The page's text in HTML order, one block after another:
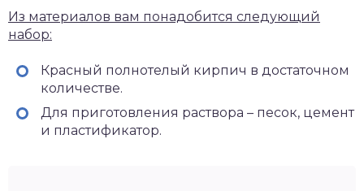
Из материалов вам понадобится следующий
набор:
Красный полнотелый кирпич в достаточном
количестве.
Для приготовления раствора – песок, цемент
и пластификатор.